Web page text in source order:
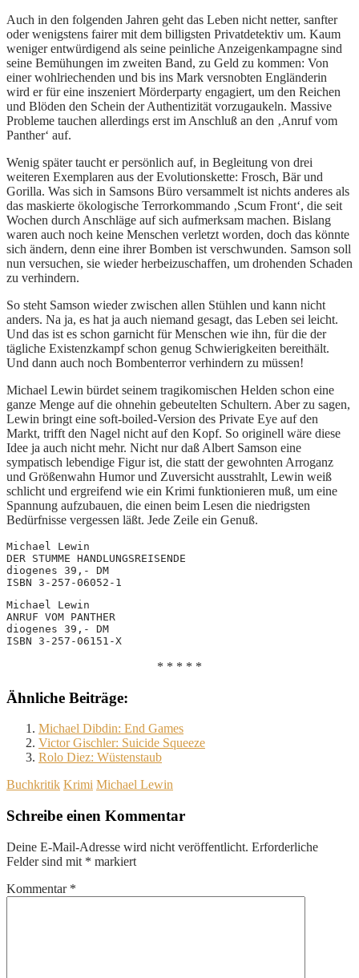
Auch in den folgenden Jahren geht das Leben nicht netter, sanfter
oder wenigstens fairer mit dem billigsten Privatdetektiv um. Kaum
weniger entwürdigend als seine peinliche Anzeigenkampagne sind
seine Bemühungen im zweiten Band, zu Geld zu kommen: Von
einer wohlriechenden und bis ins Mark versnobten Engländerin
wird er für eine inszeniert Mörderparty engagiert, um den Reichen
und Blöden den Schein der Authentizität vorzugaukeln. Massive
Probleme tauchen allerdings erst im Anschluß an den ‚Anruf vom
Panther‘ auf.
Wenig später taucht er persönlich auf, in Begleitung von drei
weiteren Exemplaren aus der Evolutionskette: Frosch, Bär und
Gorilla. Was sich in Samsons Büro versammelt ist nichts anderes als
das maskierte ökologische Terrorkommando ‚Scum Front‘, die seit
Wochen durch Anschläge auf sich aufmerksam machen. Bislang
waren auch noch keine Menschen verletzt worden, doch das könnte
sich ändern, denn eine ihrer Bomben ist verschwunden. Samson soll
nun versuchen, sie wieder herbeizuschaffen, um drohenden Schaden
zu verhindern.
So steht Samson wieder zwischen allen Stühlen und kann nicht
anders. Na ja, es hat ja auch niemand gesagt, das Leben sei leicht.
Und das ist es schon garnicht für Menschen wie ihn, für die der
tägliche Existenzkampf schon genug Schwierigkeiten bereithält.
Und dann auch noch Bombenterror verhindern zu müssen!
Michael Lewin bürdet seinem tragikomischen Helden schon eine
ganze Menge auf die ohnehin gebeutelten Schultern. Aber zu sagen,
Lewin bringt eine soft-boiled-Version des Private Eye auf den
Markt, trifft den Nagel nicht auf den Kopf. So originell wäre diese
Idee ja auch nicht mehr. Nicht nur daß Albert Samson eine
sympatisch lebendige Figur ist, die statt der gewohnten Arroganz
und Größenwahn Humor und Zuversicht ausstrahlt, Lewin weiß
schlicht und ergreifend wie ein Krimi funktionieren muß, um eine
Spannung aufzubauen, die einen beim Lesen die niedrigsten
Bedürfnisse vergessen läßt. Jede Zeile ein Genuß.
Michael Lewin
DER STUMME HANDLUNGSREISENDE
diogenes 39,- DM
ISBN 3-257-06052-1
Michael Lewin
ANRUF VOM PANTHER
diogenes 39,- DM
ISBN 3-257-06151-X
* * * * *
Ähnliche Beiträge:
Michael Dibdin: End Games
Victor Gischler: Suicide Squeeze
Rolo Diez: Wüstenstaub
Buchkritik Krimi Michael Lewin
Schreibe einen Kommentar
Deine E-Mail-Adresse wird nicht veröffentlicht. Erforderliche
Felder sind mit * markiert
Kommentar *